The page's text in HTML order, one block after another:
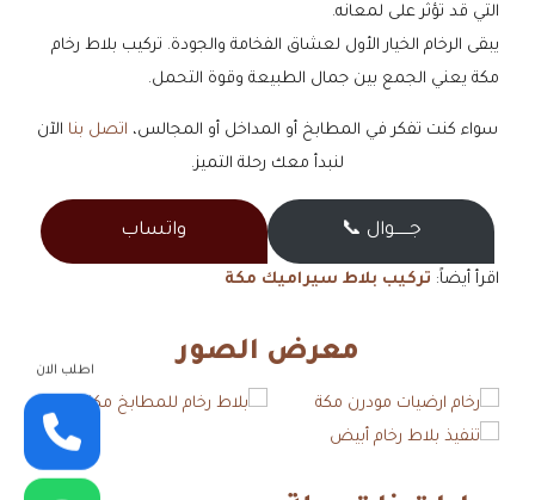
التي قد تؤثر على لمعانه.
يبقى الرخام الخيار الأول لعشاق الفخامة والجودة. تركيب بلاط رخام
مكة يعني الجمع بين جمال الطبيعة وقوة التحمل.
سواء كنت تفكر في المطابخ أو المداخل أو المجالس، اتصل بنا الآن
لنبدأ معك رحلة التميز.
جــــــوال 📞 واتساب
اقرأ أيضاً: تركيب بلاط سيراميك مكة
معرض الصور
اطلب الان